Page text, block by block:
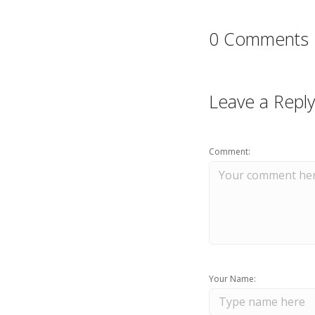
0 Comments
Leave a Reply
Comment:
Your Name: